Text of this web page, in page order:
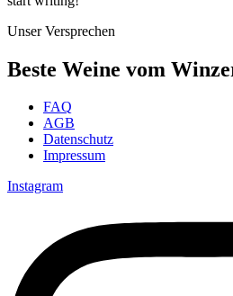
Unser Versprechen
Beste Weine vom
FAQ
AGB
Datenschutz
Impressum
Instagram